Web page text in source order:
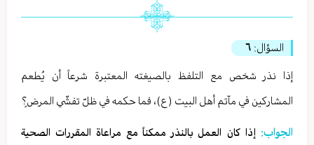
السؤال: ٦
إذا نذر شخص مع التلفظ بالصيغته المعتبرة شرعاً أن يُطعم
المشاركين في مآتم أهل البيت (ع)، فما حكمه في ظلّ تفشّي المرضٍ؟
الجواب: إذا كان العمل بالنذر ممكناً مع مراعاة المقررات الصحیة